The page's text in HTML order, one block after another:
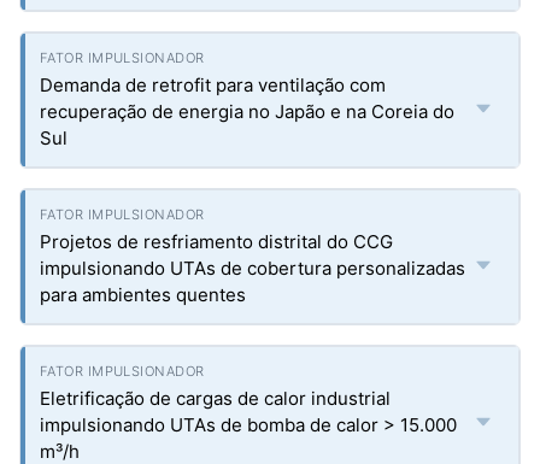
Demanda de retrofit para ventilação com
recuperação de energia no Japão e na Coreia do
Sul
Projetos de resfriamento distrital do CCG
impulsionando UTAs de cobertura personalizadas
para ambientes quentes
Eletrificação de cargas de calor industrial
impulsionando UTAs de bomba de calor > 15.000
m³/h